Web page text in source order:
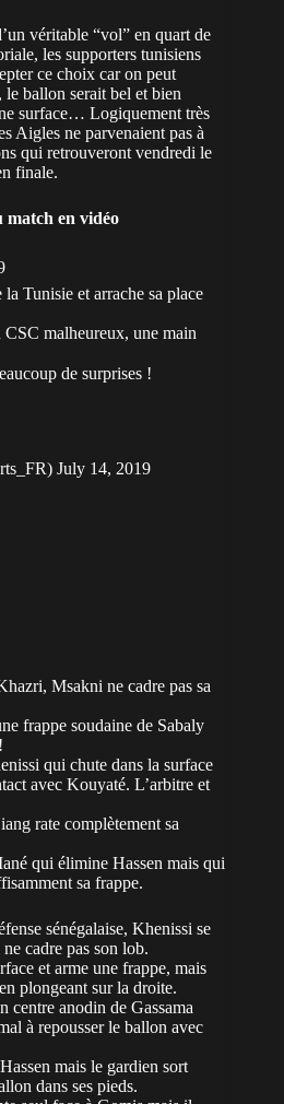
véritable “vol” en quart de
les supporters tunisiens
ce choix car on peut
le ballon serait bel et bien
surface… Logiquement très
Aigles ne parvenaient pas à
qui retrouveront vendredi le
finale.
match en vidéo
et arrache sa place
malheureux, une main
de surprises !
July 14, 2019
Msakni ne cadre pas sa
frappe soudaine de Sabaly
qui chute dans la surface
avec Kouyaté. L’arbitre et
rate complètement sa
qui élimine Hassen mais qui
sa frappe.
sénégalaise, Khenissi se
cadre pas son lob.
et arme une frappe, mais
plongeant sur la droite.
centre anodin de Gassama
à repousser le ballon avec
mais le gardien sort
dans ses pieds.